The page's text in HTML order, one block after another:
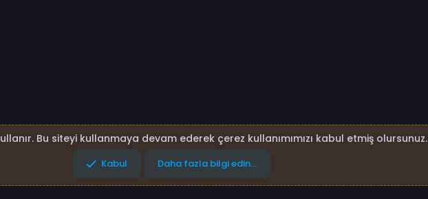
Gizlilik politikası
Bu siteyi kullanmaya devam ederek çerez kullanımımızı kabul etmiş olursunuz.
Kabul Daha fazla bilgi edin…